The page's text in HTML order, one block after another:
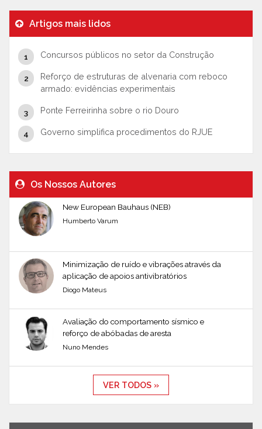
Artigos mais lidos
Concursos públicos no setor da Construção
Reforço de estruturas de alvenaria com reboco
armado: evidências experimentais
Ponte Ferreirinha sobre o rio Douro
Governo simplifica procedimentos do RJUE
Os Nossos Autores
New European Bauhaus (NEB)
Humberto Varum
Minimização de ruído e vibrações através da
aplicação de apoios antivibratórios
Diogo Mateus
Avaliação do comportamento sísmico e
reforço de abóbadas de aresta
Nuno Mendes
VER TODOS »